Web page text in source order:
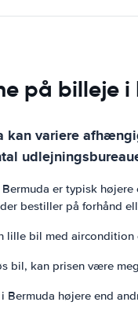
på billeje i
kan variere
er typisk
bestiller på forhånd
lille bil med
bil, kan prisen være
Bermuda højere end